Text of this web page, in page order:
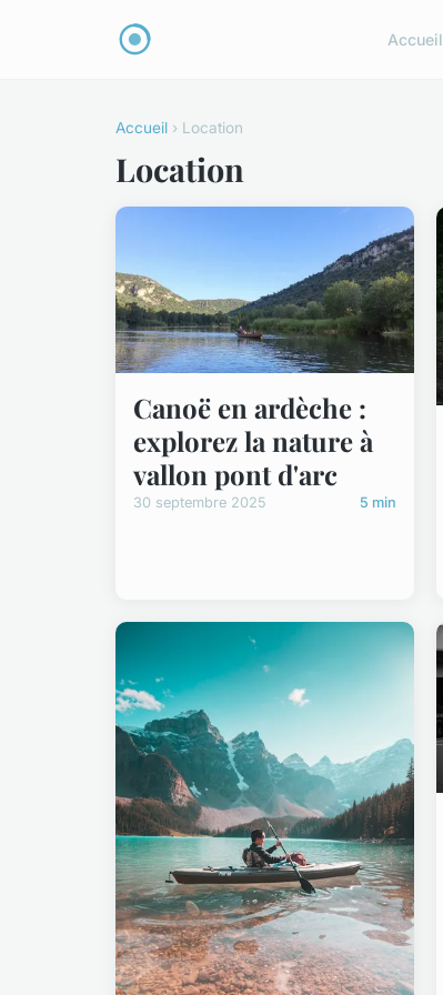
Accueil
Accueil › Location
Location
Canoë en ardèche :
explorez la nature à
vallon pont d'arc
30 septembre 2025 5 min